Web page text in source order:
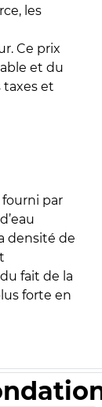
les
Ce prix
et du
taxes et
fourni par
densité de
fait de la
forte en